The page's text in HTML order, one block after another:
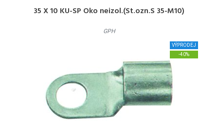
35 X 10 KU-SP Oko neizol.(St.ozn.S 35-M10)
GPH
VÝPRODEJ
-40%